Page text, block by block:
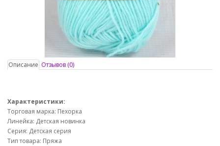
Описание Отзывов (0)
Характеристики:
Торговая марка: Пехорка
Линейка: Детская новинка
Серия: Детская серия
Тип товара: Пряжа